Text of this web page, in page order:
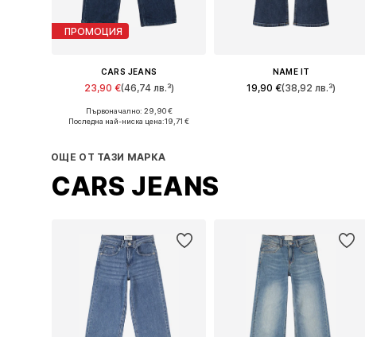
ПРОМОЦИЯ
CARS JEANS
23,90 €(46,74 лв.³)
Предлага се в много размери
Първоначално: 29,90 €
Последна най-ниска цена:19,71 €
NAME IT
19,90 €(38,92 лв.³)
ОЩЕ ОТ ТАЗИ МАРКА
CARS JEANS